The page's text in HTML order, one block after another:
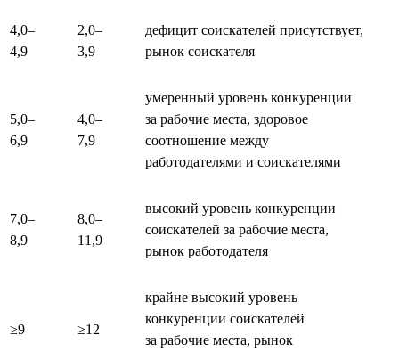
4,0–
4,9
2,0–
3,9
дефицит соискателей присутствует,
рынок соискателя
5,0–
6,9
4,0–
7,9
умеренный уровень конкуренции
за рабочие места, здоровое
соотношение между
работодателями и соискателями
7,0–
8,9
8,0–
11,9
высокий уровень конкуренции
соискателей за рабочие места,
рынок работодателя
≥9 ≥12
крайне высокий уровень
конкуренции соискателей
за рабочие места, рынок